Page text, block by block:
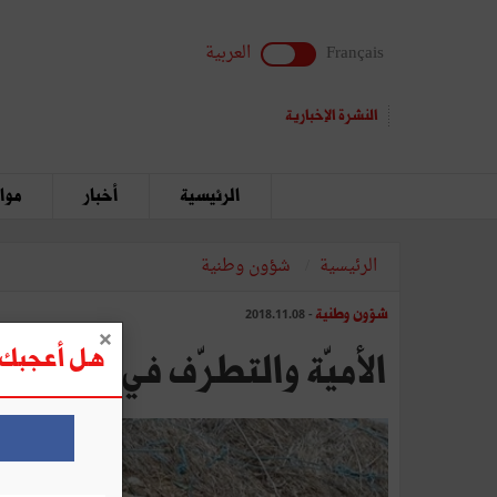
Français العربية
النشرة الإخبارية
الرئيسية أخبار
الرئيسية شؤون وطنية
شؤون وطنية - 2018.11.08
الأميّة والتطرّف في تونس
هل أعجبك